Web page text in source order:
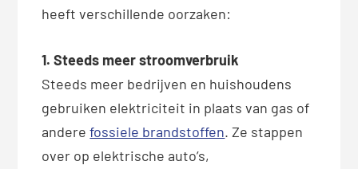
heeft verschillende oorzaken:
1. Steeds meer stroomverbruik
Steeds meer bedrijven en huishoudens
gebruiken elektriciteit in plaats van gas of
anderefossiele brandstoffen. Ze stappen
over op elektrische auto’s,